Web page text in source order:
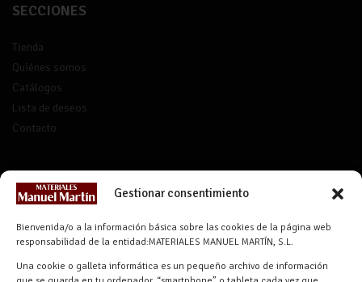
Gestionar consentimiento
Bienvenida/o a la información básica sobre las cookies de la página web
responsabilidad de la entidad:MATERIALES MANUEL MARTÍN, S.L.
Una cookie o galleta informática es un pequeño archivo de información
SECCIONES
Tienda
Quiénes somos
Catálogos
Lista de deseos
Contacto
CONTACTO
info@materialesmanuelmartin.com
921 57 52 29
618 59 79 72 (Solo WhatsApp)